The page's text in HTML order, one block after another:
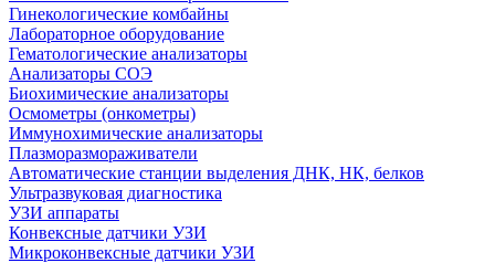
Гинекологические комбайны
Лабораторное оборудование
Гематологические анализаторы
Анализаторы СОЭ
Биохимические анализаторы
Осмометры (онкометры)
Иммунохимические анализаторы
Плазморазмораживатели
Автоматические станции выделения ДНК, НК, белков
Ультразвуковая диагностика
УЗИ аппараты
Конвексные датчики УЗИ
Микроконвексные датчики УЗИ